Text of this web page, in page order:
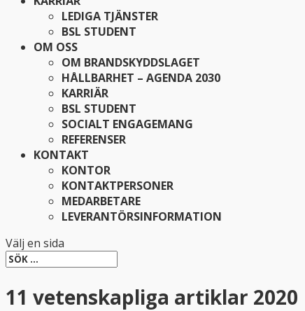
LEDIGA TJÄNSTER
BSL STUDENT
OM OSS
OM BRANDSKYDDSLAGET
HÅLLBARHET – AGENDA 2030
KARRIÄR
BSL STUDENT
SOCIALT ENGAGEMANG
REFERENSER
KONTAKT
KONTOR
KONTAKTPERSONER
MEDARBETARE
LEVERANTÖRSINFORMATION
Välj en sida
11 vetenskapliga artiklar 2020